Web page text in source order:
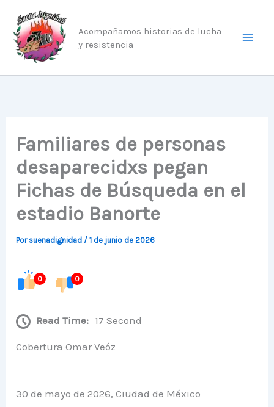
contenido
Acompañamos historias de lucha
y resistencia
Familiares de personas
desaparecidxs pegan
Fichas de Búsqueda en el
estadio Banorte
Por suenadignidad /1 de junio de 2026
0 0
Read Time: 17 Second
Cobertura Omar Veóz
30 de mayo de 2026, Ciudad de México